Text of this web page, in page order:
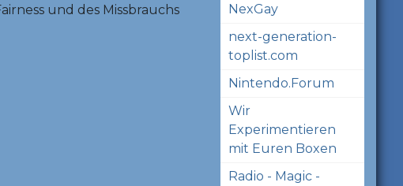
und des Missbrauchs
NexGay
next-generation-
toplist.com
Nintendo.Forum
Wir
Experimentieren
mit Euren Boxen
Radio - Magic -